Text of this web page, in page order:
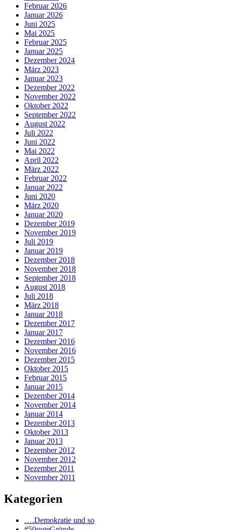
Februar 2026
Januar 2026
Juni 2025
Mai 2025
Februar 2025
Januar 2025
Dezember 2024
März 2023
Januar 2023
Dezember 2022
November 2022
Oktober 2022
September 2022
August 2022
Juli 2022
Juni 2022
Mai 2022
April 2022
März 2022
Februar 2022
Januar 2022
Juni 2020
März 2020
Januar 2020
Dezember 2019
November 2019
Juli 2019
Januar 2019
Dezember 2018
November 2018
September 2018
August 2018
Juli 2018
März 2018
Januar 2018
Dezember 2017
Januar 2017
Dezember 2016
November 2016
Dezember 2015
Oktober 2015
Februar 2015
Januar 2015
Dezember 2014
November 2014
Januar 2014
Dezember 2013
Oktober 2013
Januar 2013
Dezember 2012
November 2012
Dezember 2011
November 2011
Kategorien
….Demokratie und so